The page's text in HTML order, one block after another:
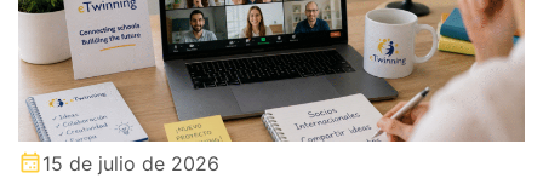
15 de julio de 2026